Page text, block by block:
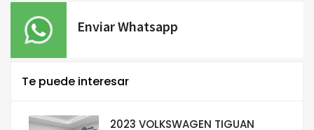
Enviar Whatsapp
Te puede interesar
2023 VOLKSWAGEN TIGUAN